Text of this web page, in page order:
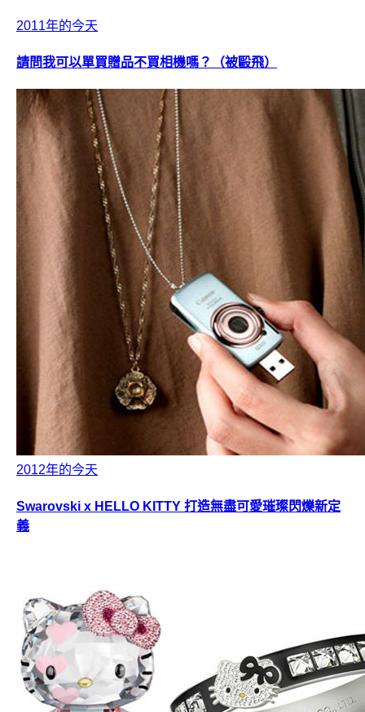
2011年的今天
請問我可以單買贈品不買相機嗎？（被毆飛）
2012年的今天
Swarovski x HELLO KITTY 打造無盡可愛璀璨閃爍新定
義